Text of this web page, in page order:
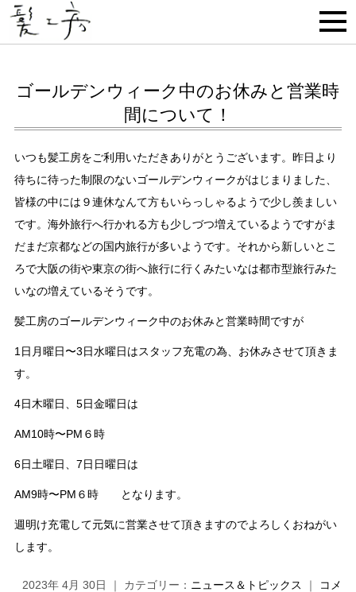
ゴールデンウィーク中のお休みと営業時
間について！
いつも髪工房をご利用いただきありがとうございます。昨日より
待ちに待った制限のないゴールデンウィークがはじまりました、
皆様の中には９連休なんて方もいらっしゃるようで少し羨ましい
です。海外旅行へ行かれる方も少しづつ増えているようですがま
だまだ京都などの国内旅行が多いようです。それから新しいとこ
ろで大阪の街や東京の街へ旅行に行くみたいなは都市型旅行みた
いなの増えているそうです。
髪工房のゴールデンウィーク中のお休みと営業時間ですが
1日月曜日〜3日水曜日はスタッフ充電の為、お休みさせて頂きま
す。
4日木曜日、5日金曜日は
AM10時〜PM６時
6日土曜日、7日日曜日は
AM9時〜PM６時 となります。
週明け充電して元気に営業させて頂きますのでよろしくおねがい
します。
2023年 4月 30日 ｜ カテゴリー： ニュース＆トピックス ｜
コメ